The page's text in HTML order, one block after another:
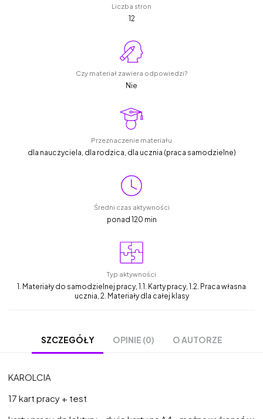
Liczba stron
12
Czy materiał zawiera odpowiedzi?
Nie
Przeznaczenie materiału
dla nauczyciela, dla rodzica, dla ucznia (praca samodzielne)
Średni czas aktywności
ponad 120 min
Typ aktywności
1. Materiały do samodzielnej pracy, 1.1. Karty pracy, 1.2. Praca własna
ucznia, 2. Materiały dla całej klasy
SZCZEGÓŁY OPINIE (0) O AUTORZE
KAROLCIA
17 kart pracy + test